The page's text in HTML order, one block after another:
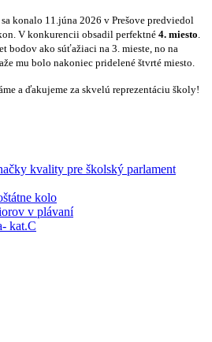
konalo 11.júna 2026 v Prešove predviedol
V konkurencii obsadil perfektné 4. miesto
bodov ako súťažiaci na 3. mieste, no na
mu bolo nakoniec pridelené štvrté miesto.
a ďakujeme za skvelú reprezentáciu školy!
kvality pre školský parlament
kolo
v plávaní
kat.C